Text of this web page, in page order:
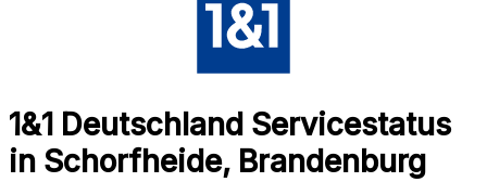
1&1 Deutschland Servicestatus
in Schorfheide, Brandenburg